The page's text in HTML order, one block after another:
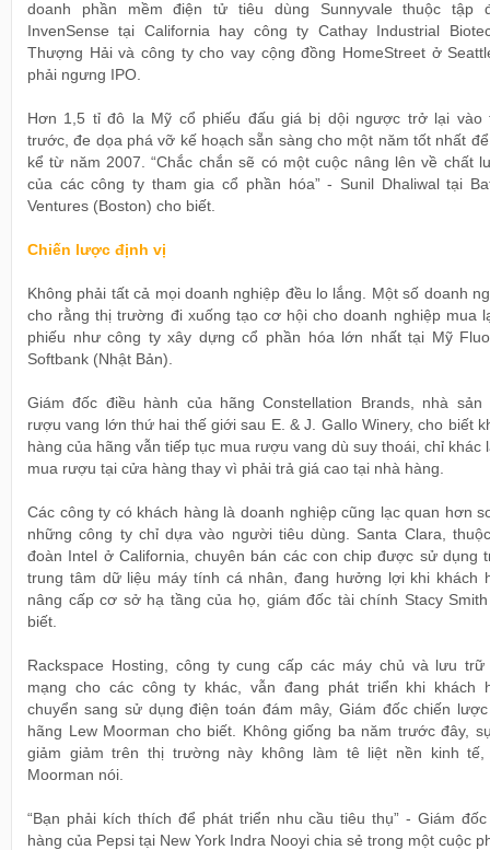
doanh phần mềm điện tử tiêu dùng Sunnyvale thuộc tập
InvenSense tại California hay công ty Cathay Industrial
Thượng Hải và công ty cho vay cộng đồng HomeStreet ở
phải ngưng IPO.
Hơn 1,5 tỉ đô la Mỹ cổ phiếu đấu giá bị dội ngược trở lại vào
trước, đe dọa phá vỡ kế hoạch sẵn sàng cho một năm tốt nhất
kể từ năm 2007. “Chắc chắn sẽ có một cuộc nâng lên về chất
của các công ty tham gia cổ phần hóa” - Sunil Dhaliwal tại
Ventures (Boston) cho biết.
Chiến lược định vị
Không phải tất cả mọi doanh nghiệp đều lo lắng. Một số doanh
cho rằng thị trường đi xuống tạo cơ hội cho doanh nghiệp mua
phiếu như công ty xây dựng cổ phần hóa lớn nhất tại Mỹ
Softbank (Nhật Bản).
Giám đốc điều hành của hãng Constellation Brands, nhà sản
rượu vang lớn thứ hai thế giới sau E. & J. Gallo Winery, cho biết
hàng của hãng vẫn tiếp tục mua rượu vang dù suy thoái, chỉ khác
mua rượu tại cửa hàng thay vì phải trả giá cao tại nhà hàng.
Các công ty có khách hàng là doanh nghiệp cũng lạc quan hơn
những công ty chỉ dựa vào người tiêu dùng. Santa Clara,
đoàn Intel ở California, chuyên bán các con chip được sử dụng
trung tâm dữ liệu máy tính cá nhân, đang hưởng lợi khi khách
nâng cấp cơ sở hạ tầng của họ, giám đốc tài chính Stacy
biết.
Rackspace Hosting, công ty cung cấp các máy chủ và lưu trữ
mạng cho các công ty khác, vẫn đang phát triển khi khách
chuyển sang sử dụng điện toán đám mây, Giám đốc chiến
hãng Lew Moorman cho biết. Không giống ba năm trước đây,
giảm giảm trên thị trường này không làm tê liệt nền kinh tế,
Moorman nói.
“Bạn phải kích thích để phát triển nhu cầu tiêu thụ” - Giám
hàng của Pepsi tại New York Indra Nooyi chia sẻ trong một cuộc